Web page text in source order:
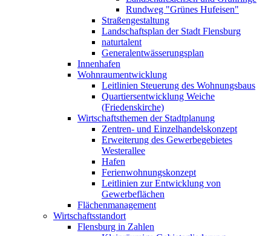
Rundweg "Grünes Hufeisen"
Straßengestaltung
Landschaftsplan der Stadt Flensburg
naturtalent
Generalentwässerungsplan
Innenhafen
Wohnraumentwicklung
Leitlinien Steuerung des Wohnungsbaus
Quartiersentwicklung Weiche
(Friedenskirche)
Wirtschaftsthemen der Stadtplanung
Zentren- und Einzelhandelskonzept
Erweiterung des Gewerbegebietes
Westerallee
Hafen
Ferienwohnungskonzept
Leitlinien zur Entwicklung von
Gewerbeflächen
Flächenmanagement
Wirtschaftsstandort
Flensburg in Zahlen